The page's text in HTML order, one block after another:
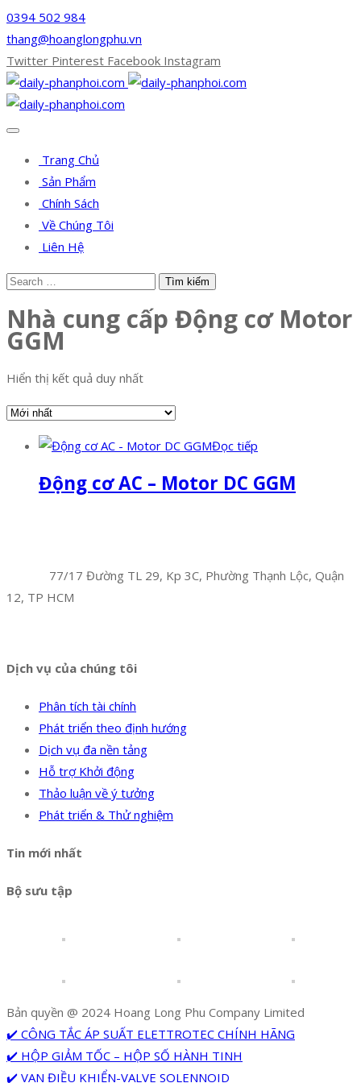
0394 502 984
thang@hoanglongphu.vn
Twitter Pinterest Facebook Instagram
Trang Chủ
Sản Phẩm
Chính Sách
Về Chúng Tôi
Liên Hệ
Nhà cung cấp Động cơ Motor
GGM
Hiển thị kết quả duy nhất
Đọc tiếp
Động cơ AC – Motor DC GGM
77/17 Đường TL 29, Kp 3C, Phường Thạnh Lộc, Quận
12, TP HCM
Dịch vụ của chúng tôi
Phân tích tài chính
Phát triển theo định hướng
Dịch vụ đa nền tảng
Hỗ trợ Khởi động
Thảo luận về ý tưởng
Phát triển & Thử nghiệm
Tin mới nhất
Bộ sưu tập
Bản quyền @ 2024 Hoang Long Phu Company Limited
✔️ CÔNG TẮC ÁP SUẤT ELETTROTEC CHÍNH HÃNG
✔️ HỘP GIẢM TỐC – HỘP SỐ HÀNH TINH
✔️ VAN ĐIỀU KHIỂN-VALVE SOLENNOID